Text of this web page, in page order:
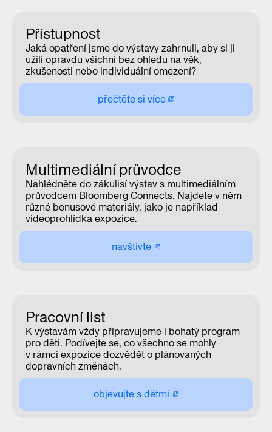
Přístupnost
Jaká opatření jsme do výstavy zahrnuli, aby si ji
užili opravdu všichni bez ohledu na věk,
zkušenosti nebo individuální omezení?
přečtěte si více
Multimediální průvodce
Nahlédněte do zákulisí výstav s multimediálním
průvodcem Bloomberg Connects. Najdete v něm
různé bonusové materiály, jako je například
videoprohlídka expozice.
navštivte
Pracovní list
K výstavám vždy připravujeme i bohatý program
pro děti. Podívejte se, co všechno se mohly
v rámci expozice dozvědět o plánovaných
dopravních změnách.
objevujte s dětmi